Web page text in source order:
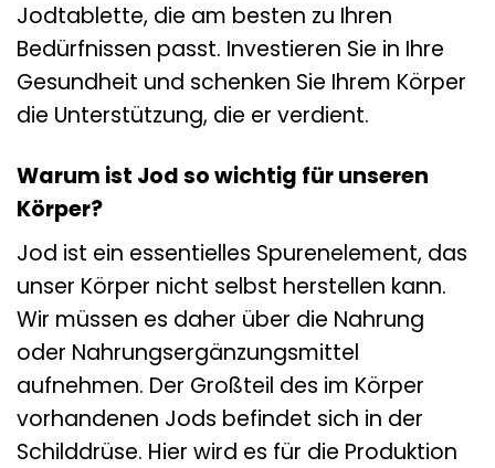
Jodtablette, die am besten zu Ihren
Bedürfnissen passt. Investieren Sie in Ihre
Gesundheit und schenken Sie Ihrem Körper
die Unterstützung, die er verdient.
Warum ist Jod so wichtig für unseren
Körper?
Jod ist ein essentielles Spurenelement, das
unser Körper nicht selbst herstellen kann.
Wir müssen es daher über die Nahrung
oder Nahrungsergänzungsmittel
aufnehmen. Der Großteil des im Körper
vorhandenen Jods befindet sich in der
Schilddrüse. Hier wird es für die Produktion